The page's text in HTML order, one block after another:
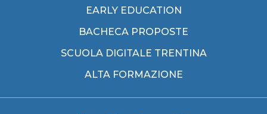
EARLY EDUCATION
BACHECA PROPOSTE
SCUOLA DIGITALE TRENTINA
ALTA FORMAZIONE